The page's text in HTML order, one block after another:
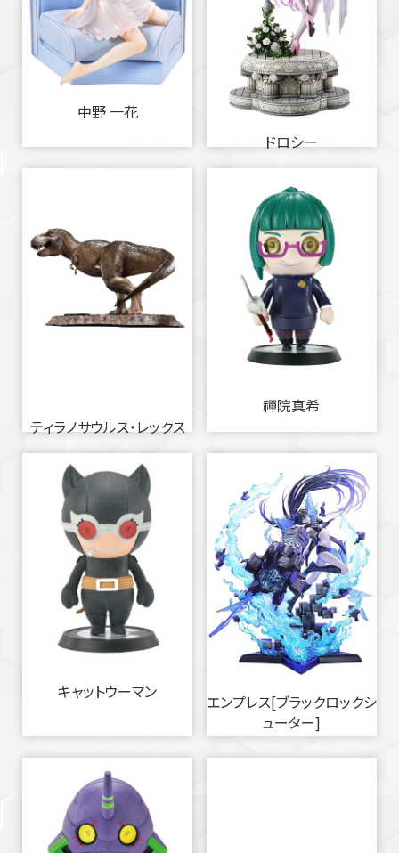
中野 一花
ドロシー
ティラノサウルス・レックス
禪院真希
キャットウーマン
エンプレス[ブラックロックシ
ューター]